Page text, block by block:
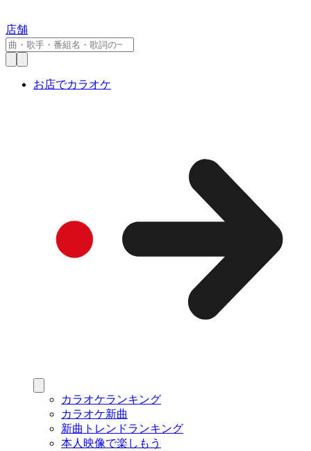
店舗
お店でカラオケ
カラオケランキング
カラオケ新曲
新曲トレンドランキング
本人映像で楽しもう